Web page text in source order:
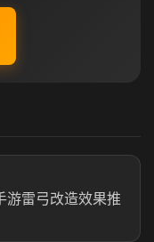
游雷弓改造效果推